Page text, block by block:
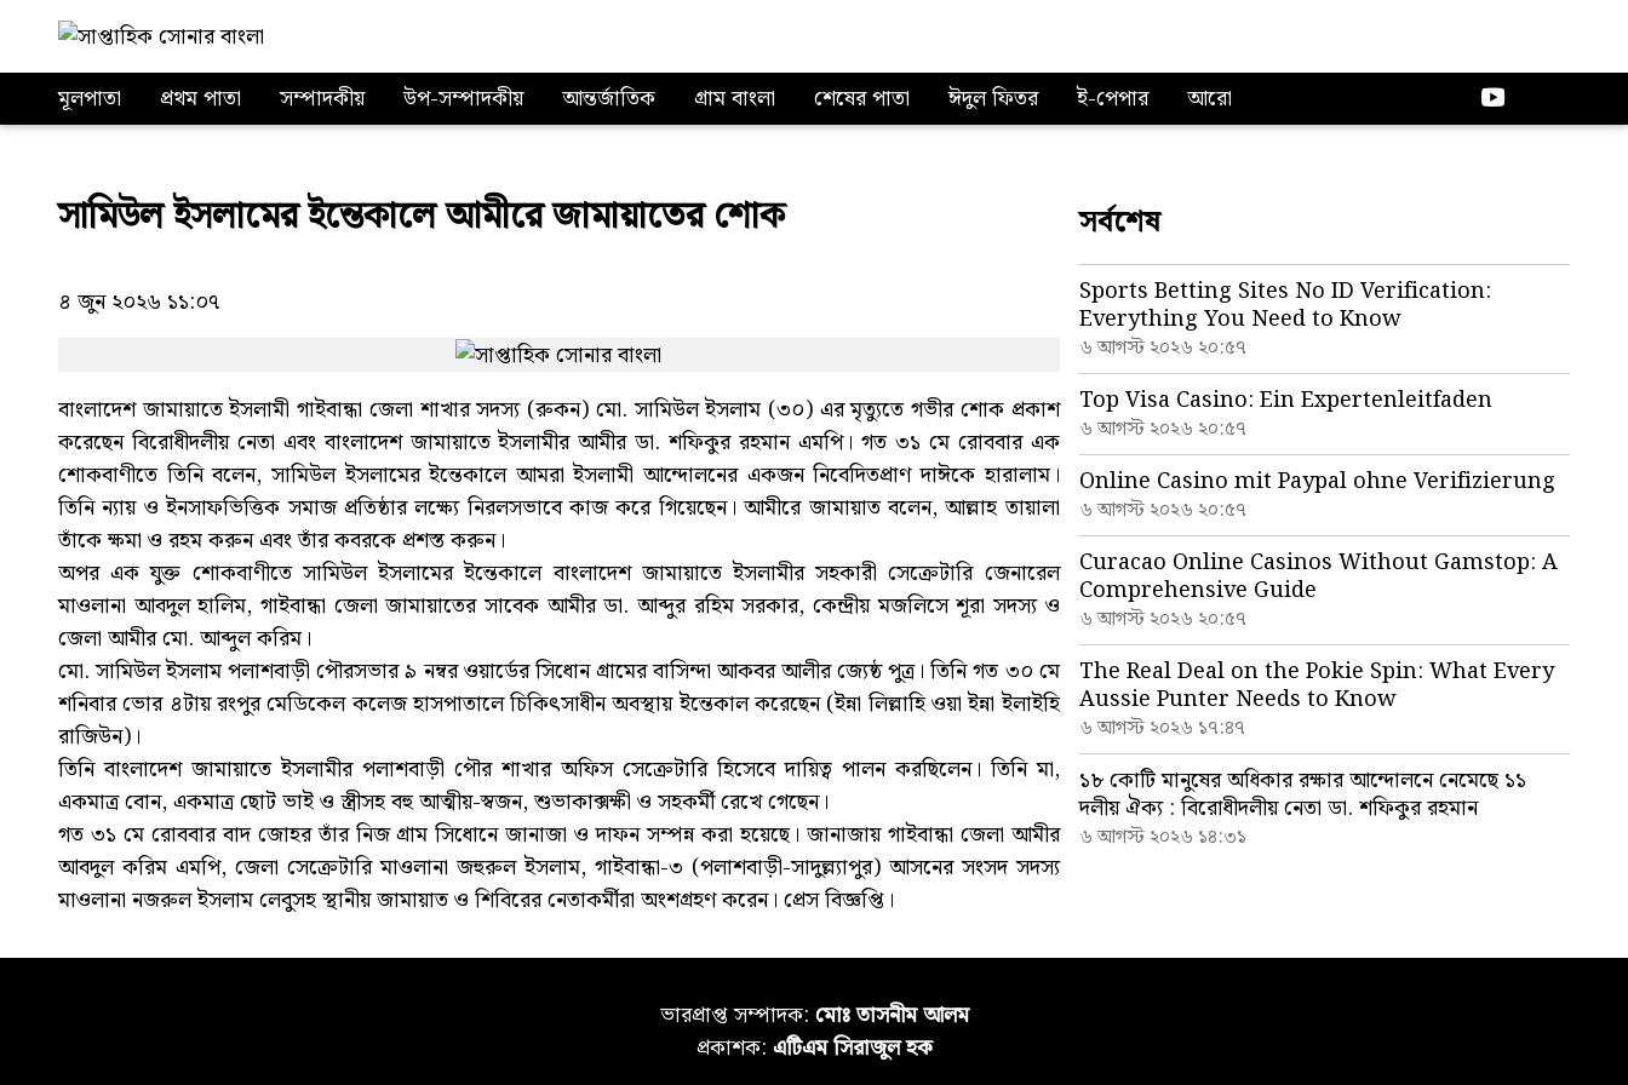
মূলপাতা প্রথম পাতা সম্পাদকীয় উপ-সম্পাদকীয় আন্তর্জাতিক গ্রাম বাংলা শেষের পাতা ঈদুল ফিতর ই-পেপার আরো
সামিউল ইসলামের ইন্তেকালে আমীরে জামায়াতের শোক
৪ জুন ২০২৬ ১১:০৭
বাংলাদেশ জামায়াতে ইসলামী গাইবান্ধা জেলা শাখার সদস্য (রুকন) মো. সামিউল ইসলাম (৩০) এর মৃত্যুতে গভীর শোক প্রকাশ
করেছেন বিরোধীদলীয় নেতা এবং বাংলাদেশ জামায়াতে ইসলামীর আমীর ডা. শফিকুর রহমান এমপি। গত ৩১ মে রোববার এক
শোকবাণীতে তিনি বলেন, সামিউল ইসলামের ইন্তেকালে আমরা ইসলামী আন্দোলনের একজন নিবেদিতপ্রাণ দাঈকে হারালাম।
তিনি ন্যায় ও ইনসাফভিত্তিক সমাজ প্রতিষ্ঠার লক্ষ্যে নিরলসভাবে কাজ করে গিয়েছেন। আমীরে জামায়াত বলেন, আল্লাহ তায়ালা
তাঁকে ক্ষমা ও রহম করুন এবং তাঁর কবরকে প্রশস্ত করুন।
অপর এক যুক্ত শোকবাণীতে সামিউল ইসলামের ইন্তেকালে বাংলাদেশ জামায়াতে ইসলামীর সহকারী সেক্রেটারি জেনারেল
মাওলানা আবদুল হালিম, গাইবান্ধা জেলা জামায়াতের সাবেক আমীর ডা. আব্দুর রহিম সরকার, কেন্দ্রীয় মজলিসে শূরা সদস্য ও
জেলা আমীর মো. আব্দুল করিম।
মো. সামিউল ইসলাম পলাশবাড়ী পৌরসভার ৯ নম্বর ওয়ার্ডের সিধোন গ্রামের বাসিন্দা আকবর আলীর জ্যেষ্ঠ পুত্র। তিনি গত ৩০ মে
শনিবার ভোর ৪টায় রংপুর মেডিকেল কলেজ হাসপাতালে চিকিৎসাধীন অবস্থায় ইন্তেকাল করেছেন (ইন্না লিল্লাহি ওয়া ইন্না ইলাইহি
রাজিউন)।
তিনি বাংলাদেশ জামায়াতে ইসলামীর পলাশবাড়ী পৌর শাখার অফিস সেক্রেটারি হিসেবে দায়িত্ব পালন করছিলেন। তিনি মা,
একমাত্র বোন, একমাত্র ছোট ভাই ও স্ত্রীসহ বহু আত্মীয়-স্বজন, শুভাকাক্সক্ষী ও সহকর্মী রেখে গেছেন।
গত ৩১ মে রোববার বাদ জোহর তাঁর নিজ গ্রাম সিধোনে জানাজা ও দাফন সম্পন্ন করা হয়েছে। জানাজায় গাইবান্ধা জেলা আমীর
আবদুল করিম এমপি, জেলা সেক্রেটারি মাওলানা জহুরুল ইসলাম, গাইবান্ধা-৩ (পলাশবাড়ী-সাদুল্ল্যাপুর) আসনের সংসদ সদস্য
মাওলানা নজরুল ইসলাম লেবুসহ স্থানীয় জামায়াত ও শিবিরের নেতাকর্মীরা অংশগ্রহণ করেন। প্রেস বিজ্ঞপ্তি।
সর্বশেষ
Sports Betting Sites No ID Verification:
Everything You Need to Know
৬ আগস্ট ২০২৬ ২০:৫৭
Top Visa Casino: Ein Expertenleitfaden
৬ আগস্ট ২০২৬ ২০:৫৭
Online Casino mit Paypal ohne Verifizierung
৬ আগস্ট ২০২৬ ২০:৫৭
Curacao Online Casinos Without Gamstop: A
Comprehensive Guide
৬ আগস্ট ২০২৬ ২০:৫৭
The Real Deal on the Pokie Spin: What Every
Aussie Punter Needs to Know
৬ আগস্ট ২০২৬ ১৭:৪৭
১৮ কোটি মানুষের অধিকার রক্ষার আন্দোলনে নেমেছে ১১
দলীয় ঐক্য : বিরোধীদলীয় নেতা ডা. শফিকুর রহমান
৬ আগস্ট ২০২৬ ১৪:৩১
ভারপ্রাপ্ত সম্পাদক: মোঃ তাসনীম আলম
প্রকাশক: এটিএম সিরাজুল হক